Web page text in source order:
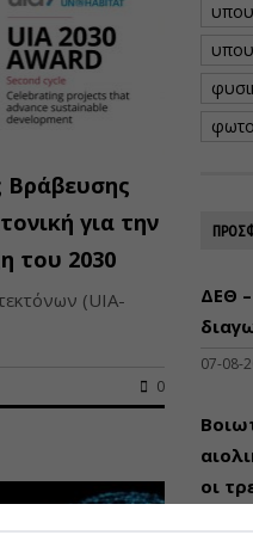
Βράβευσης
για την
του 2030
(UIA-
0
ΔΕΘ
07-08-
οι